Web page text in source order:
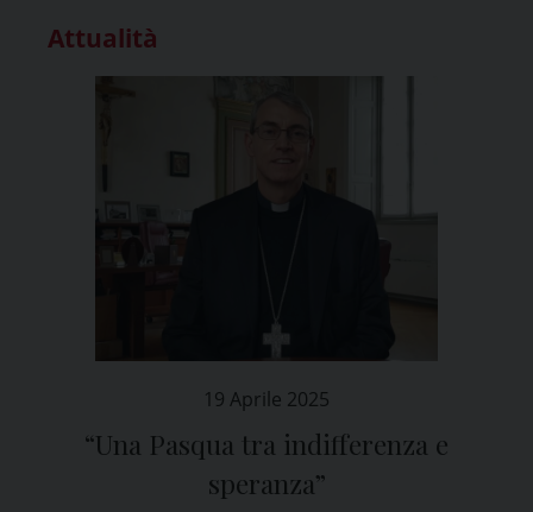
Attualità
19 Aprile 2025
“Una Pasqua tra indifferenza e
speranza”